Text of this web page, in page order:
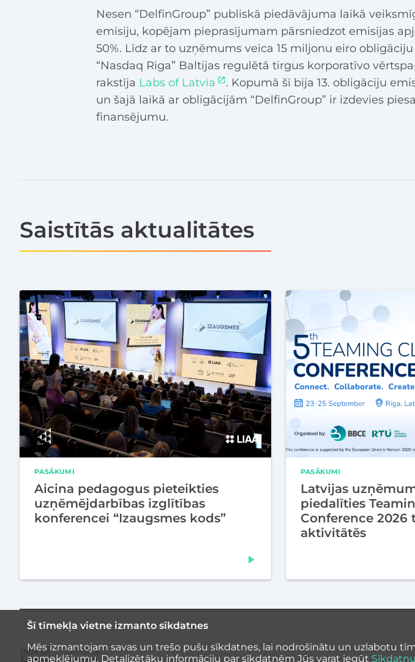
Nesen “DelfinGroup” publiskā piedāvājuma laikā
emisiju, kopējam pieprasījumam pārsniedzot emisijas
50%. Līdz ar to uzņēmums veica 15 miljonu eiro
“Nasdaq Riga” Baltijas regulētā tirgus korporatīvo
rakstīja Labs of Latvia
. Kopumā šī bija 13. obligāciju
un šajā laikā ar obligācijām “DelfinGroup” ir izdevies
finansējumu.
Saistītās aktualitātes
PASĀKUMI
Aicina pedagogus pieteikties
uzņēmējdarbības izglītības
konferencei “Izaugsmes kods”
PASĀKUMI
Latvijas
piedalīties
Conference 2026
aktivitātēs
Šī tīmekļa vietne izmanto sīkdatnes
Mēs izmantojam savas un trešo pušu sīkdatnes, lai nodrošinātu un uzlabotu
apmeklējumu. Detalizētāku informāciju par sīkdatnēm Jūs varat iegūt